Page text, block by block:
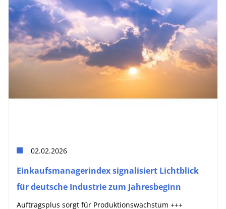
02.02.2026
Einkaufsmanagerindex signalisiert Lichtblick
für deutsche Industrie zum Jahresbeginn
Auftragsplus sorgt für Produktionswachstum +++